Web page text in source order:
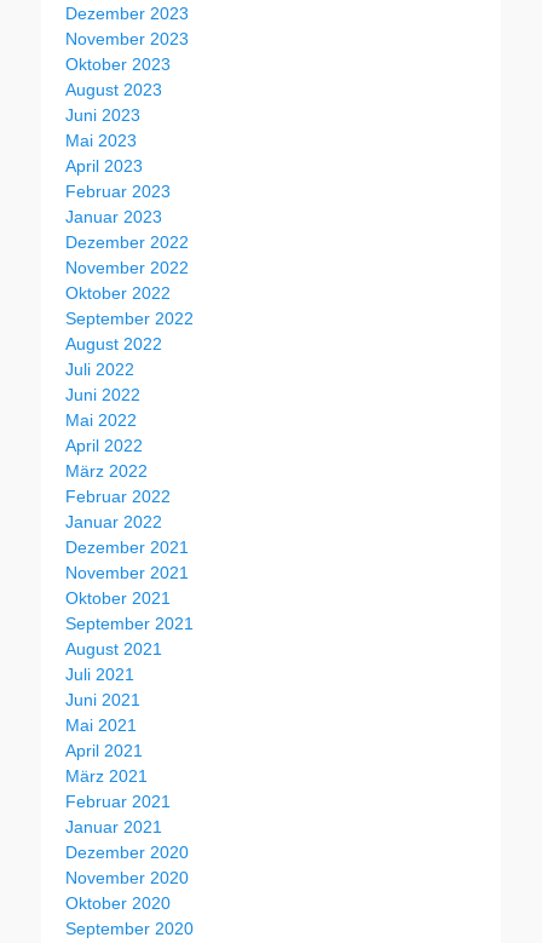
Dezember 2023
November 2023
Oktober 2023
August 2023
Juni 2023
Mai 2023
April 2023
Februar 2023
Januar 2023
Dezember 2022
November 2022
Oktober 2022
September 2022
August 2022
Juli 2022
Juni 2022
Mai 2022
April 2022
März 2022
Februar 2022
Januar 2022
Dezember 2021
November 2021
Oktober 2021
September 2021
August 2021
Juli 2021
Juni 2021
Mai 2021
April 2021
März 2021
Februar 2021
Januar 2021
Dezember 2020
November 2020
Oktober 2020
September 2020